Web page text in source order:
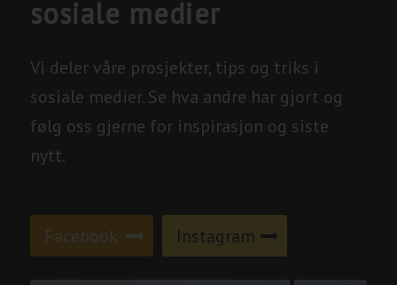
sosiale medier
Vi deler våre prosjekter, tips og triks i
sosiale medier. Se hva andre har gjort og
følg oss gjerne for inspirasjon og siste
nytt.
Facebook Instagram